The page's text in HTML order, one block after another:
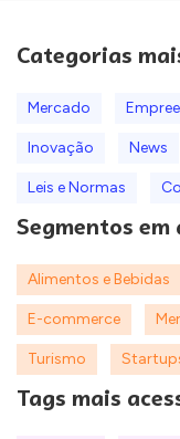
Categorias
Mercado
Inovação News
Leis e Normas
Segmentos em
Alimentos e Bebidas
E-commerce
Turismo
Tags mais